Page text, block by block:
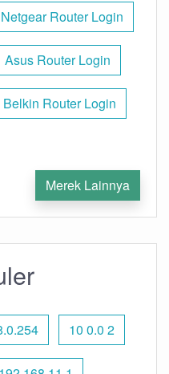
Netgear Router Login
Asus Router Login
Belkin Router Login
Merek Lainnya
10 0.0 2